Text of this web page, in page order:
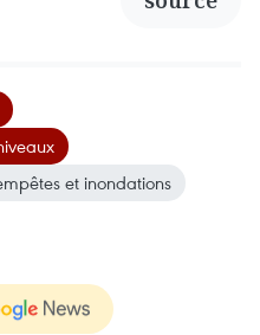
et inondations